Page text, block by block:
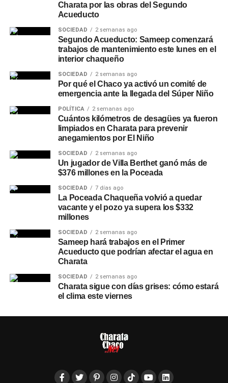
Charata por las obras del Segundo
Acueducto
SOCIEDAD 2 semanas ago
Segundo Acueducto: Sameep comenzará
trabajos de mantenimiento este lunes en el
interior chaqueño
SOCIEDAD 2 semanas ago
Por qué el Chaco ya activó un comité de
emergencia ante la llegada del Súper Niño
POLÍTICA 2 semanas ago
Cuántos kilómetros de desagües ya fueron
limpiados en Charata para prevenir
anegamientos por El Niño
SOCIEDAD 2 semanas ago
Un jugador de Villa Berthet ganó más de
$376 millones en la Poceada
SOCIEDAD 7 días ago
La Poceada Chaqueña volvió a quedar
vacante y el pozo ya supera los $332
millones
SOCIEDAD 2 semanas ago
Sameep hará trabajos en el Primer
Acueducto que podrían afectar el agua en
Charata
SOCIEDAD 2 semanas ago
Charata sigue con días grises: cómo estará
el clima este viernes